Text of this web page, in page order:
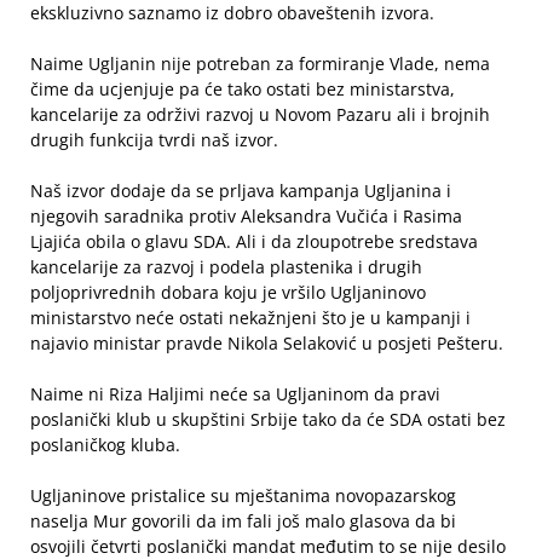
ekskluzivno saznamo iz dobro obaveštenih izvora.
Naime Ugljanin nije potreban za formiranje Vlade, nema
čime da ucjenjuje pa će tako ostati bez ministarstva,
kancelarije za održivi razvoj u Novom Pazaru ali i brojnih
drugih funkcija tvrdi naš izvor.
Naš izvor dodaje da se prljava kampanja Ugljanina i
njegovih saradnika protiv Aleksandra Vučića i Rasima
Ljajića obila o glavu SDA. Ali i da zloupotrebe sredstava
kancelarije za razvoj i podela plastenika i drugih
poljoprivrednih dobara koju je vršilo Ugljaninovo
ministarstvo neće ostati nekažnjeni što je u kampanji i
najavio ministar pravde Nikola Selaković u posjeti Pešteru.
Naime ni Riza Haljimi neće sa Ugljaninom da pravi
poslanički klub u skupštini Srbije tako da će SDA ostati bez
poslaničkog kluba.
Ugljaninove pristalice su mještanima novopazarskog
naselja Mur govorili da im fali još malo glasova da bi
osvojili četvrti poslanički mandat međutim to se nije desilo